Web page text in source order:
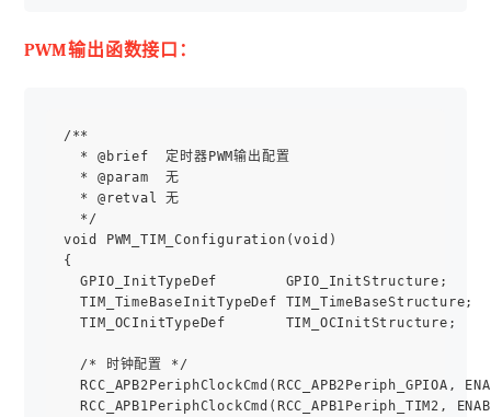
PWM输出函数接口：
/**
* @brief  定时器PWM输出配置
* @param  无
* @retval 无
*/
void PWM_TIM_Configuration(void)
{
GPIO_InitTypeDef        GPIO_InitStructure;
TIM_TimeBaseInitTypeDef TIM_TimeBaseStructure;
TIM_OCInitTypeDef       TIM_OCInitStructure;
/* 时钟配置 */
RCC_APB2PeriphClockCmd(RCC_APB2Periph_GPIOA,
RCC_APB1PeriphClockCmd(RCC_APB1Periph_TIM2,